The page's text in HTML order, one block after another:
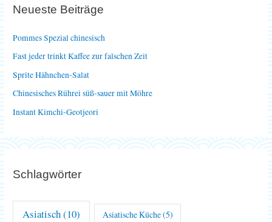
n
c
h
:
Neueste Beiträge
Pommes Spezial chinesisch
Fast jeder trinkt Kaffee zur falschen Zeit
Sprite Hähnchen-Salat
Chinesisches Rührei süß-sauer mit Möhre
Instant Kimchi-Geotjeori
Schlagwörter
Asiatisch(10) Asiatische Küche(5)